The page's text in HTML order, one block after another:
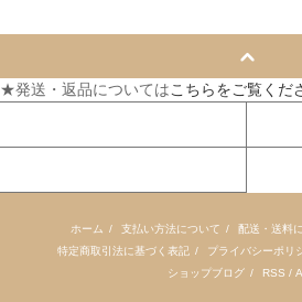
★発送・返品についてはこちらをご覧くだ
ホーム / 支払い方法について / 配送・送料
特定商取引法に基づく表記 / プライバシーポリ
ショップブログ / RSS /